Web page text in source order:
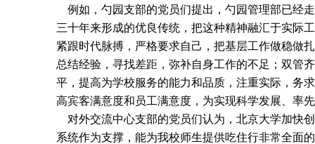
例如，勺园支部的党员们提出，勺园管理部已经
三十年来形成的优良传统，把这种精神融汇于实际
紧跟时代脉搏，严格要求自己，把基层工作做稳做
总结经验，寻找差距，弥补自身工作的不足；双管
平，提高为学校服务的能力和品质，注重实际，务
高宾客满意度和员工满意度，为实现科学发展、率
对外交流中心支部的党员们认为，北京大学加快
系统作为支撑，能为我校师生提供吃住行非常全面